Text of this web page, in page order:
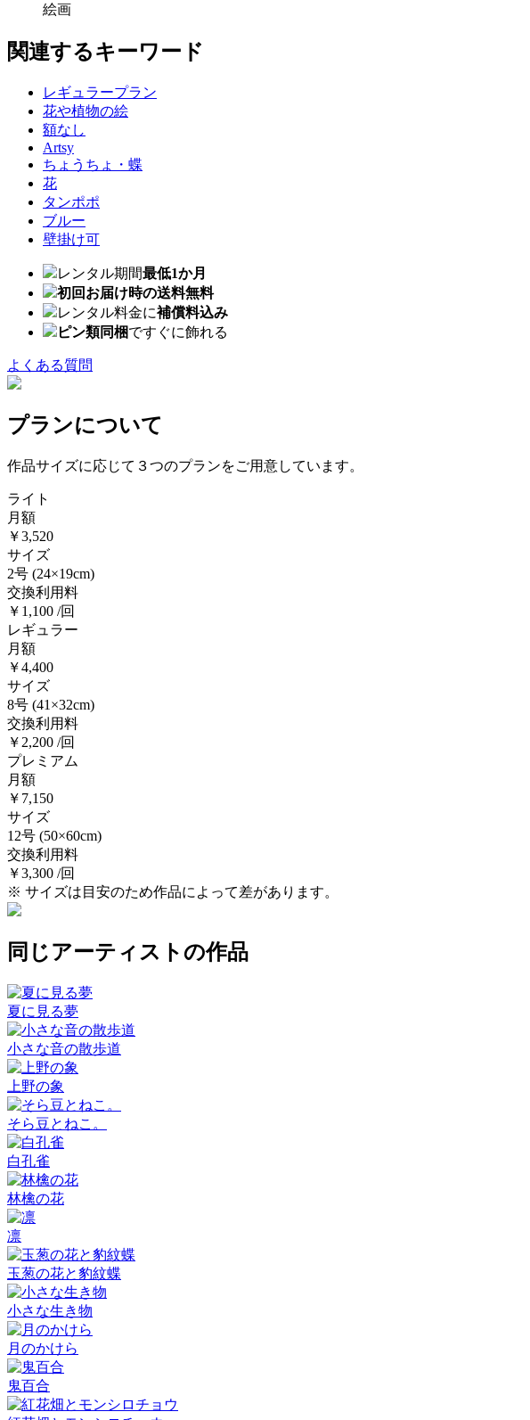
絵画
関連するキーワード
レギュラープラン
花や植物の絵
額なし
Artsy
ちょうちょ・蝶
花
タンポポ
ブルー
壁掛け可
レンタル期間最低1か月
初回お届け時の送料無料
レンタル料金に補償料込み
ピン類同梱ですぐに飾れる
よくある質問
プランについて
作品サイズに応じて３つのプランをご用意しています。
ライト
月額
￥3,520
サイズ
2号 (24×19cm)
交換利用料
￥1,100 /回
レギュラー
月額
￥4,400
サイズ
8号 (41×32cm)
交換利用料
￥2,200 /回
プレミアム
月額
￥7,150
サイズ
12号 (50×60cm)
交換利用料
￥3,300 /回
※ サイズは目安のため作品によって差があります。
同じアーティストの作品
夏に見る夢
小さな音の散歩道
上野の象
そら豆とねこ。
白孔雀
林檎の花
凛
玉葱の花と豹紋蝶
小さな生き物
月のかけら
鬼百合